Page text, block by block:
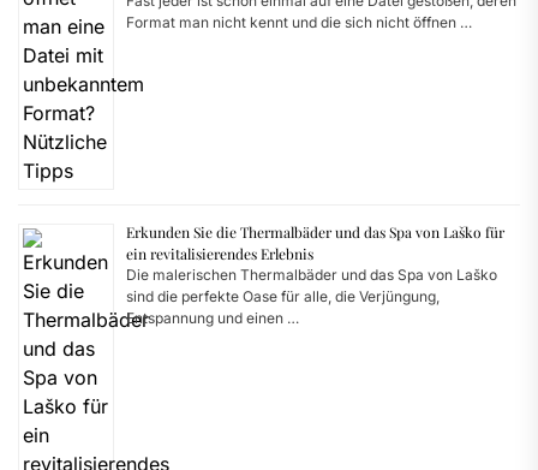
Format man nicht kennt und die sich nicht öffnen …
Erkunden Sie die Thermalbäder und das Spa von Laško für
ein revitalisierendes Erlebnis
Die malerischen Thermalbäder und das Spa von Laško
sind die perfekte Oase für alle, die Verjüngung,
Entspannung und einen …